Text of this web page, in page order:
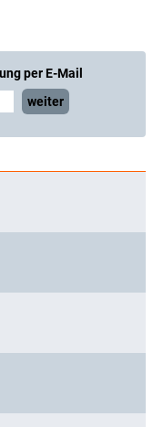
per E-Mail
weiter